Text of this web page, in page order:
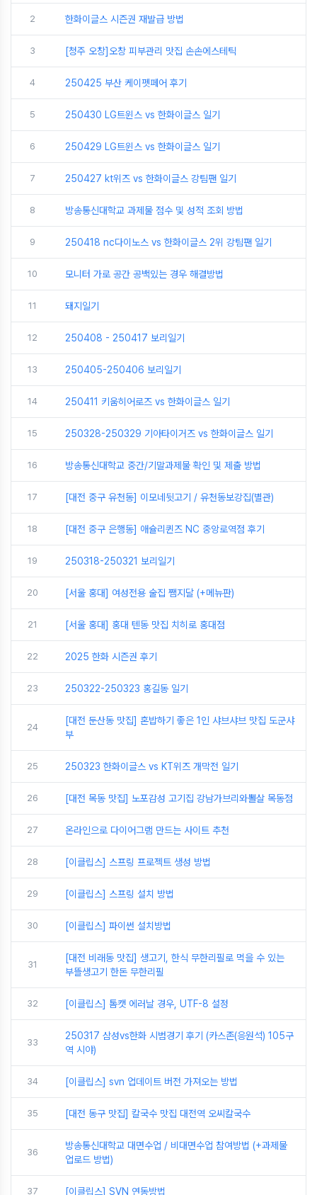
2 한화이글스 시즌권 재발급 방법
3 [청주 오창]오창 피부관리 맛집 손손에스테틱
4 250425 부산 케이펫페어 후기
5 250430 LG트윈스 vs 한화이글스 일기
6 250429 LG트윈스 vs 한화이글스 일기
7 250427 kt위즈 vs 한화이글스 강팀팬 일기
8 방송통신대학교 과제물 점수 및 성적 조회 방법
9 250418 nc다이노스 vs 한화이글스 2위 강팀팬 일기
10 모니터 가로 공간 공백있는 경우 해결방법
11 돼지일기
12 250408 - 250417 보리일기
13 250405-250406 보리일기
14 250411 키움히어로즈 vs 한화이글스 일기
15 250328-250329 기아타이거즈 vs 한화이글스 일기
16 방송통신대학교 중간/기말과제물 확인 및 제출 방법
17 [대전 중구 유천동] 이모네뒷고기 / 유천동보강집(별관)
18 [대전 중구 은행동] 애슐리퀸즈 NC 중앙로역점 후기
19 250318-250321 보리일기
20 [서울 홍대] 여성전용 술집 쨈지달 (+메뉴판)
21 [서울 홍대] 홍대 텐동 맛집 치히로 홍대점
22 2025 한화 시즌권 후기
23 250322-250323 홍길동 일기
24
[대전 둔산동 맛집] 혼밥하기 좋은 1인 샤브샤브 맛집 도군샤
부
25 250323 한화이글스 vs KT위즈 개막전 일기
26 [대전 목동 맛집] 노포감성 고기집 강남가브리와뽈살 목동점
27 온라인으로 다이어그램 만드는 사이트 추천
28 [이클립스] 스프링 프로젝트 생성 방법
29 [이클립스] 스프링 설치 방법
30 [이클립스] 파이썬 설치방법
31
[대전 비래동 맛집] 생고기, 한식 무한리필로 먹을 수 있는
부뜰생고기 한돈 무한리필
32 [이클립스] 톰캣 에러날 경우, UTF-8 설정
33
250317 삼성vs한화 시범경기 후기 (카스존(응원석) 105구
역 시야)
34 [이클립스] svn 업데이트 버전 가져오는 방법
35 [대전 동구 맛집] 칼국수 맛집 대전역 오씨칼국수
36
방송통신대학교 대면수업 / 비대면수업 참여방법 (+과제물
업로드 방법)
37 [이클립스] SVN 연동방법